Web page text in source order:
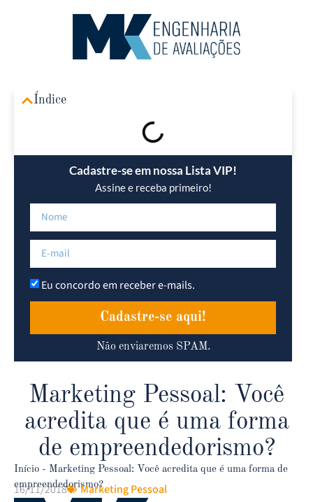
Índice
Cadastre-se em nossa Lista VIP!
Assine e receba primeiro!
Eu concordo em receber e-mails.
Cadastre-se aqui!
Não enviaremos SPAM.
Marketing Pessoal: Você
acredita que é uma forma
de empreendedorismo?
Início - Marketing Pessoal: Você acredita que é uma forma de
empreendedorismo?
16/11/2018 Marketing Pessoal